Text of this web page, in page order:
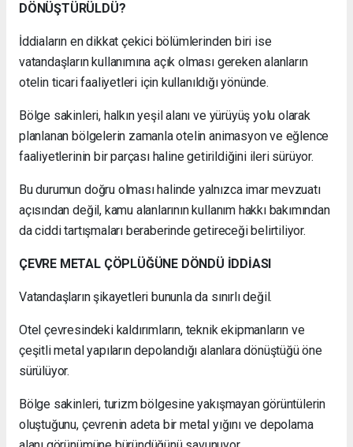
DÖNÜŞTÜRÜLDÜ?
İddiaların en dikkat çekici bölümlerinden biri ise
vatandaşların kullanımına açık olması gereken alanların
otelin ticari faaliyetleri için kullanıldığı yönünde.
Bölge sakinleri, halkın yeşil alanı ve yürüyüş yolu olarak
planlanan bölgelerin zamanla otelin animasyon ve eğlence
faaliyetlerinin bir parçası haline getirildiğini ileri sürüyor.
Bu durumun doğru olması halinde yalnızca imar mevzuatı
açısından değil, kamu alanlarının kullanım hakkı bakımından
da ciddi tartışmaları beraberinde getireceği belirtiliyor.
ÇEVRE METAL ÇÖPLÜĞÜNE DÖNDÜ İDDİASI
Vatandaşların şikayetleri bununla da sınırlı değil.
Otel çevresindeki kaldırımların, teknik ekipmanların ve
çeşitli metal yapıların depolandığı alanlara dönüştüğü öne
sürülüyor.
Bölge sakinleri, turizm bölgesine yakışmayan görüntülerin
oluştuğunu, çevrenin adeta bir metal yığını ve depolama